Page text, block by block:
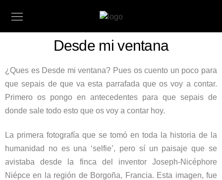
Desde mi ventana
¿Ques es Desde mi ventana? Pues os cuento un poco para
que sepais de que va esta parrafada que os voy a contar.
Primero os pongo en antecedentes para que sepais de
donde sale todo esto que os voy a contar hoy.
La primera fotografía que se tomó en toda la historia de la
humanidad no es una ‘selfie’, pero sí un paisaje que se
avistaba desde la finca del inventor Joseph-Nicéphore
Niépce en la región de Borgoña, Francia. Esta imagen, fue